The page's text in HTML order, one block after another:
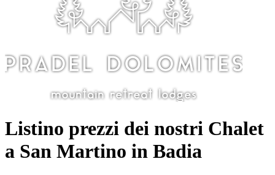
Listino prezzi dei nostri Chalet
a San Martino in Badia